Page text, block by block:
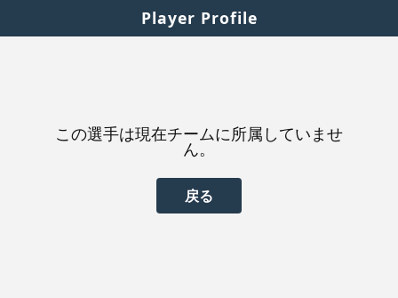
Player Profile
この選手は現在チームに所属していませ
ん。
戻る